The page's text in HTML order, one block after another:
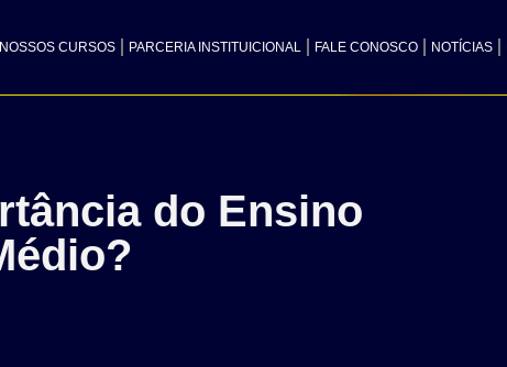
NOSSOS CURSOS PARCERIA INSTITUICIONAL FALE CONOSCO NOTÍCIAS
do Ensino